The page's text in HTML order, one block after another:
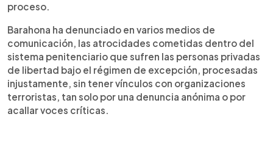
proceso.
Barahona ha denunciado en varios medios de
comunicación, las atrocidades cometidas dentro del
sistema penitenciario que sufren las personas privadas
de libertad bajo el régimen de excepción, procesadas
injustamente, sin tener vínculos con organizaciones
terroristas, tan solo por una denuncia anónima o por
acallar voces críticas.